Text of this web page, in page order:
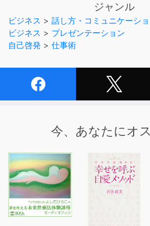
この１冊で完全マスターしましょう。
伝えたい気持ちを「強いコトバ」に載
の返事は「ノー」から「イエス」に変
ビジネスもプライベートも、もっとあ
「部下にもっと気持ちよく仕事を頼め
「顧客にこの商品を買ってもらうには
ろうか？」
このように、ビジネスやプライベー
「もっとうまく伝えられたら」「相手
ジャンル
ビジネス > 話し方・コミュニケーシ
ビジネス > プレゼンテーション
自己啓発 > 仕事術
今、あなたにオ